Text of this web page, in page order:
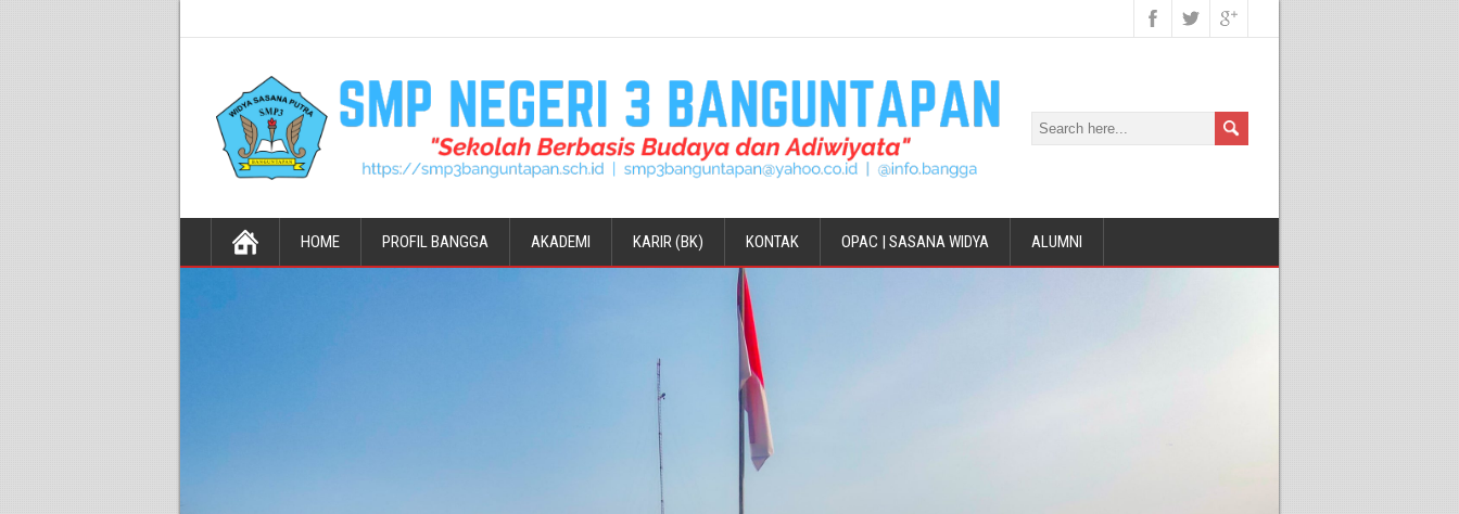
HOME PROFIL BANGGA AKADEMI KARIR (BK) KONTAK OPAC | SASANA WIDYA ALUMNI